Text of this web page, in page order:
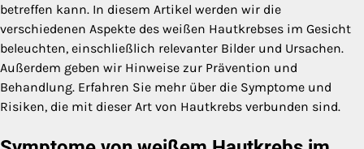
betreffen kann. In diesem Artikel werden wir die
verschiedenen Aspekte des weißen Hautkrebses im Gesicht
beleuchten, einschließlich relevanter Bilder und Ursachen.
Außerdem geben wir Hinweise zur Prävention und
Behandlung. Erfahren Sie mehr über die Symptome und
Risiken, die mit dieser Art von Hautkrebs verbunden sind.